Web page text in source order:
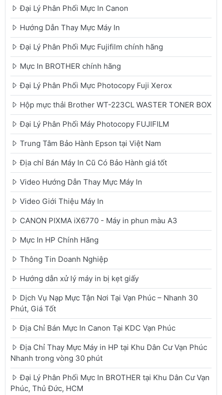
Đại Lý Phân Phối Mực In Canon
Hướng Dẫn Thay Mực Máy In
Đại Lý Phân Phối Mực Fujifilm chính hãng
Mực In BROTHER chính hãng
Đại Lý Phân Phối Mực Photocopy Fuji Xerox
Hộp mực thải Brother WT-223CL WASTER TONER BOX
Đại Lý Phân Phối Máy Photocopy FUJIFILM
Trung Tâm Bảo Hành Epson tại Việt Nam
Địa chỉ Bán Máy In Cũ Có Bảo Hành giá tốt
Video Hướng Dẫn Thay Mực Máy In
Video Giới Thiệu Máy In
CANON PIXMA iX6770 - Máy in phun màu A3
Mực In HP Chính Hãng
Thông Tin Doanh Nghiệp
Hướng dẫn xử lý máy in bị kẹt giấy
Dịch Vụ Nạp Mực Tận Nơi Tại Vạn Phúc – Nhanh 30
Phút, Giá Tốt
Địa Chỉ Bán Mực In Canon Tại KDC Vạn Phúc
Địa Chỉ Thay Mực Máy in HP tại Khu Dân Cư Vạn Phúc
Nhanh trong vòng 30 phút
Đại Lý Phân Phối Mực In BROTHER tại Khu Dân Cư Vạn
Phúc, Thủ Đức, HCM